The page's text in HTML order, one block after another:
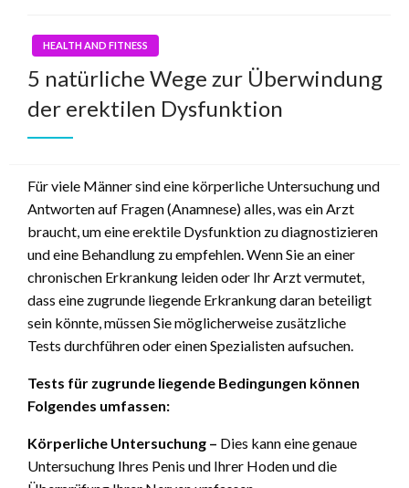
HEALTH AND FITNESS
5 natürliche Wege zur Überwindung
der erektilen Dysfunktion
Für viele Männer sind eine körperliche Untersuchung und
Antworten auf Fragen (Anamnese) alles, was ein Arzt
braucht, um eine erektile Dysfunktion zu diagnostizieren
und eine Behandlung zu empfehlen. Wenn Sie an einer
chronischen Erkrankung leiden oder Ihr Arzt vermutet,
dass eine zugrunde liegende Erkrankung daran beteiligt
sein könnte, müssen Sie möglicherweise zusätzliche
Tests durchführen oder einen Spezialisten aufsuchen.
Tests für zugrunde liegende Bedingungen können
Folgendes umfassen:
Körperliche Untersuchung – Dies kann eine genaue
Untersuchung Ihres Penis und Ihrer Hoden und die